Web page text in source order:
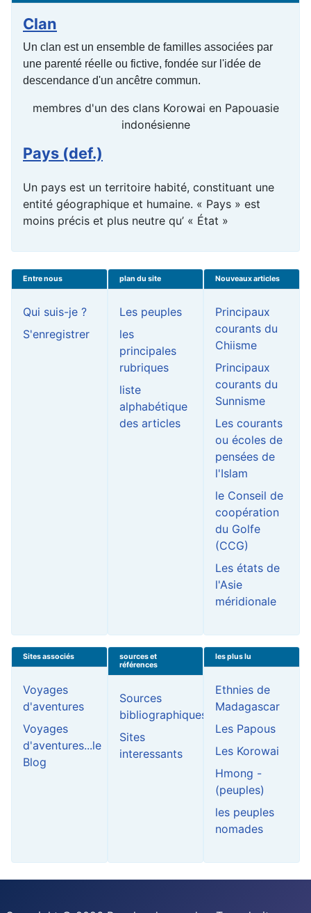
Clan
Un clan est un ensemble de familles associées par
une parenté réelle ou fictive, fondée sur l'idée de
descendance d'un ancêtre commun.
membres d'un des clans Korowai en Papouasie
indonésienne
Pays (def.)
Un pays est un territoire habité, constituant une
entité géographique et humaine. « Pays » est
moins précis et plus neutre qu’ « État »
Entre nous
Qui suis-je ?
S'enregistrer
plan du site
Les peuples
les
principales
rubriques
liste
alphabétique
des articles
Nouveaux articles
Principaux
courants du
Chiisme
Principaux
courants du
Sunnisme
Les courants
ou écoles de
pensées de
l'Islam
le Conseil de
coopération
du Golfe
(CCG)
Les états de
l'Asie
méridionale
Sites associés
Voyages
d'aventures
Voyages
d'aventures...le
Blog
sources et
références
Sources
bibliographiques
Sites
interessants
les plus lu
Ethnies de
Madagascar
Les Papous
Les Korowai
Hmong -
(peuples)
les peuples
nomades